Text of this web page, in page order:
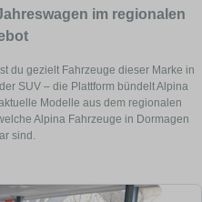
im regionalen
du gezielt Fahrzeuge dieser Marke in
SUV – die Plattform bündelt Alpina
Modelle aus dem regionalen
Alpina Fahrzeuge in Dormagen
sind.